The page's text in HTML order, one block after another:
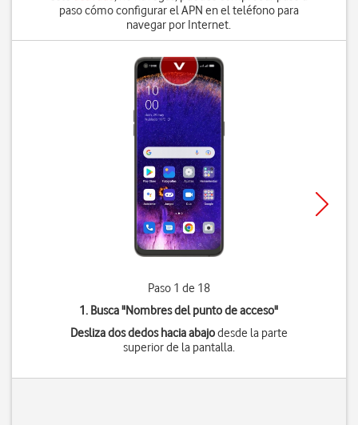
paso cómo configurar el APN en el teléfono para
navegar por Internet.
Paso 1 de 18
1. Busca "Nombres del punto de acceso"
Desliza dos dedos hacia abajodesde la parte
superior de la pantalla.